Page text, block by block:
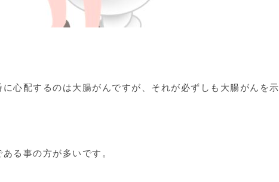
心配するのは大腸がんですが、それが必ずしも大腸がんを示
る事の方が多いです。